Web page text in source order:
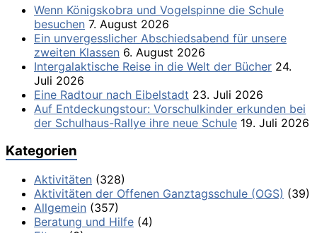
Wenn Königskobra und Vogelspinne die Schule
besuchen 7. August 2026
Ein unvergesslicher Abschiedsabend für unsere
zweiten Klassen 6. August 2026
Intergalaktische Reise in die Welt der Bücher 24.
Juli 2026
Eine Radtour nach Eibelstadt 23. Juli 2026
Auf Entdeckungstour: Vorschulkinder erkunden bei
der Schulhaus-Rallye ihre neue Schule 19. Juli 2026
Kategorien
Aktivitäten (328)
Aktivitäten der Offenen Ganztagsschule (OGS) (39)
Allgemein (357)
Beratung und Hilfe (4)